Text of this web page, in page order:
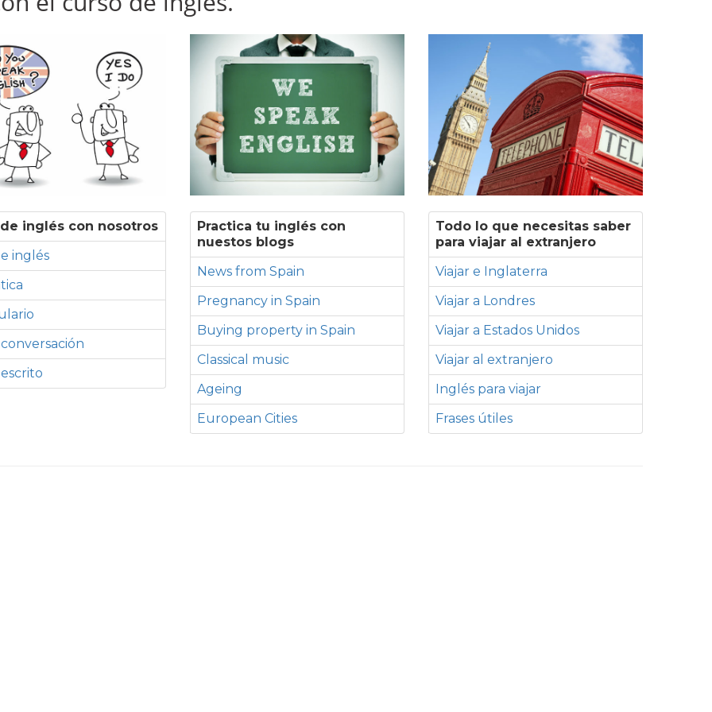
inglés con nosotros
inglés
Practica tu inglés con
nuestos blogs
News from Spain
Pregnancy in Spain
Buying property in Spain
Classical music
Ageing
European Cities
Todo lo que necesitas saber
para viajar al extranjero
Viajar e Inglaterra
Viajar a Londres
Viajar a Estados Unidos
Viajar al extranjero
Inglés para viajar
Frases útiles